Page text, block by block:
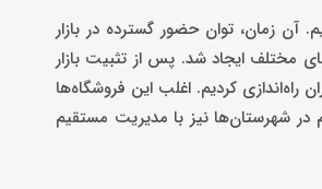
آن زمان، توان حضور گسترده در بازار
مختلف ایجاد شد. پس از تثبیت بازار
تهران شده و در سال‌های ۱۳۹۴ و ۱۳۹۵، به‌سرعت ۱۷ فروشگاه در تهران راه‌اندازی کردیم. اغلب این فروشگاه‌ها
شهرستان‌ها نیز با مدیریت مستقیم